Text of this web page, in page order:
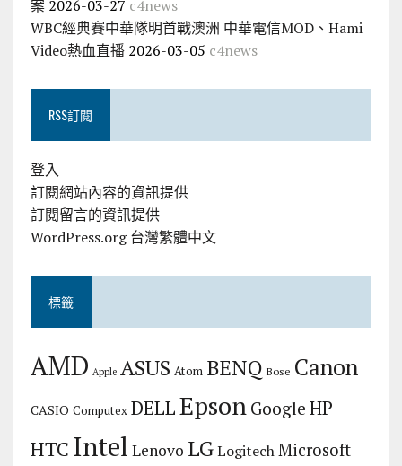
案 2026-03-27 c4news
WBC經典賽中華隊明首戰澳洲 中華電信MOD、Hami
Video熱血直播 2026-03-05 c4news
RSS訂閱
登入
訂閱網站內容的資訊提供
訂閱留言的資訊提供
WordPress.org 台灣繁體中文
標籤
AMD Apple ASUS Atom BENQ Bose Canon
CASIO Computex DELLEpson Google HP
HTC Intel Lenovo LG Logitech Microsoft